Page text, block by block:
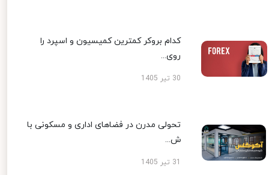
کدام بروکر کمترین کمیسیون و اسپرد را
روی...
30 تیر 1405
تحولی مدرن در فضاهای اداری و مسکونی با
ش...